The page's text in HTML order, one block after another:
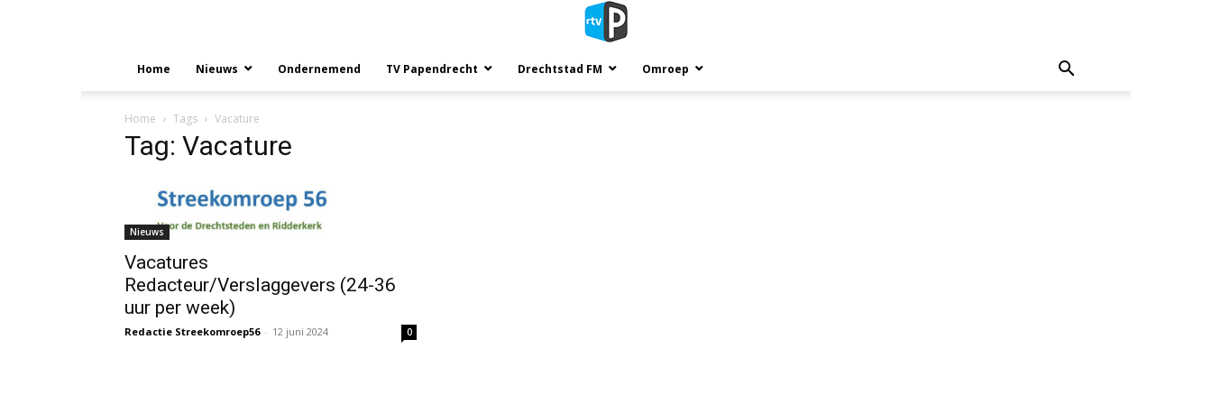
Home Nieuws Ondernemend TV Papendrecht Drechtstad FM Omroep
Home Tags Vacature
Tag: Vacature
Nieuws
Vacatures
Redacteur/Verslaggevers (24-36
uur per week)
Redactie Streekomroep56 - 12 juni 2024 0